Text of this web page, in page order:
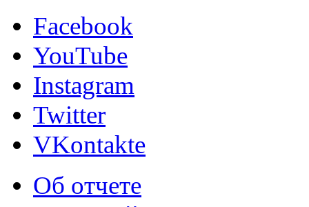
Facebook
YouTube
Instagram
Twitter
VKontakte
Об отчете